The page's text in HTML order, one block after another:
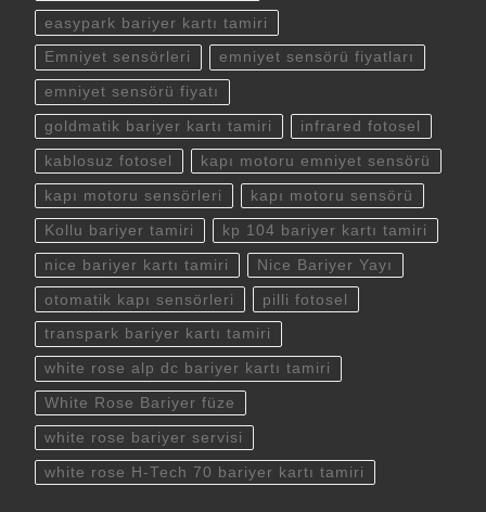
easypark bariyer kartı tamiri
Emniyet sensörleri emniyet sensörü fiyatları
emniyet sensörü fiyatı
goldmatik bariyer kartı tamiri infrared fotosel
kablosuz fotosel kapı motoru emniyet sensörü
kapı motoru sensörleri kapı motoru sensörü
Kollu bariyer tamiri kp 104 bariyer kartı tamiri
nice bariyer kartı tamiri Nice Bariyer Yayı
otomatik kapı sensörleri pilli fotosel
transpark bariyer kartı tamiri
white rose alp dc bariyer kartı tamiri
White Rose Bariyer füze
white rose bariyer servisi
white rose H-Tech 70 bariyer kartı tamiri